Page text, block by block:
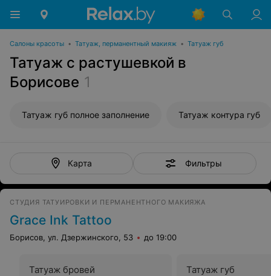
Салоны красоты • Татуаж, перманентный макияж • Татуаж губ
Татуаж с растушевкой в
Борисове 1
Татуаж губ полное заполнение Татуаж контура губ
Карта Фильтры
СТУДИЯ ТАТУИРОВКИ И ПЕРМАНЕНТНОГО МАКИЯЖА
Grace Ink Tattoo
Борисов, ул. Дзержинского, 53 до 19:00
Татуаж бровей
Татуаж губ